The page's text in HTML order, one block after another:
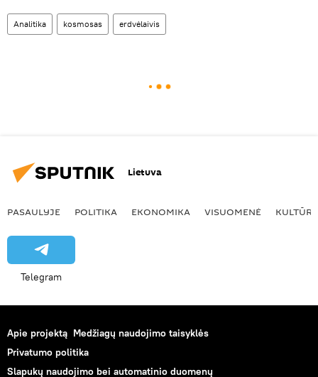
Analitika kosmosas erdvėlaivis
Lietuva
PASAULYJE POLITIKA EKONOMIKA VISUOMENĖ KULTŪRA
Telegram
Apie projektą Medžiagų naudojimo taisyklės
Privatumo politika
Slapukų naudojimo bei automatinio duomenų